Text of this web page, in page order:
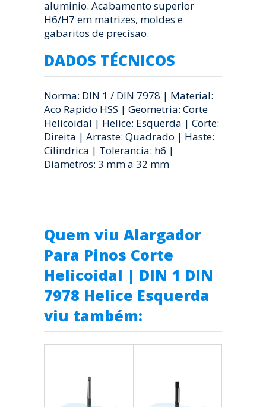
aluminio. Acabamento superior
H6/H7 em matrizes, moldes e
gabaritos de precisao.
DADOS TÉCNICOS
Norma: DIN 1 / DIN 7978 | Material:
Aco Rapido HSS | Geometria: Corte
Helicoidal | Helice: Esquerda | Corte:
Direita | Arraste: Quadrado | Haste:
Cilindrica | Tolerancia: h6 |
Diametros: 3 mm a 32 mm
Quem viu Alargador
Para Pinos Corte
Helicoidal | DIN 1 DIN
7978 Helice Esquerda
viu também: